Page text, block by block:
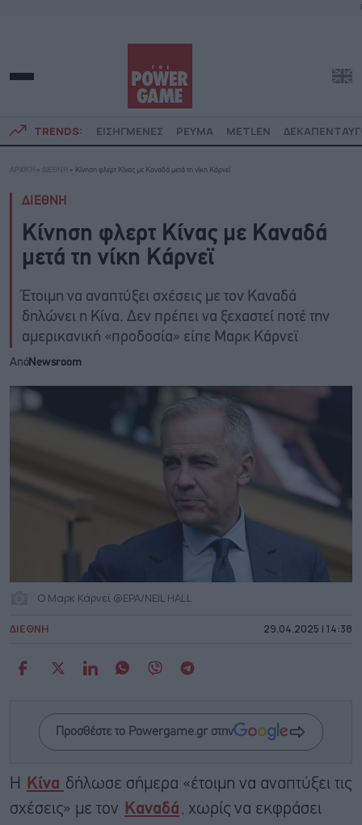
TRENDS: ΕΙΣΗΓΜΕΝΕΣ ΡΕΥΜΑ METLEN
ΑΡΧΙΚΗ » ΔΙΕΘΝΗ » Κίνηση φλερτ Κίνας με Καναδά μετά τη νίκη Κάρνεϊ
ΔΙΕΘΝΗ
Κίνηση φλερτ Κίνας με Καναδά
μετά τη νίκη Κάρνεϊ
Έτοιμη να αναπτύξει σχέσεις με τον Καναδά
δηλώνει η Κίνα. Δεν πρέπει να ξεχαστεί ποτέ την
αμερικανική «προδοσία» είπε Μαρκ Κάρνεϊ
ΑπόNewsroom
O Μαρκ Κάρνεϊ @EPA/NEIL HALL
ΔΙΕΘΝΗ 29.04.2025 | 14:38
Προσθέστε το Powergame.gr στην
Η Κίνα δήλωσε σήμερα «έτοιμη να αναπτύξει τις
σχέσεις» με τον
Καναδά , χωρίς να εκφράσει